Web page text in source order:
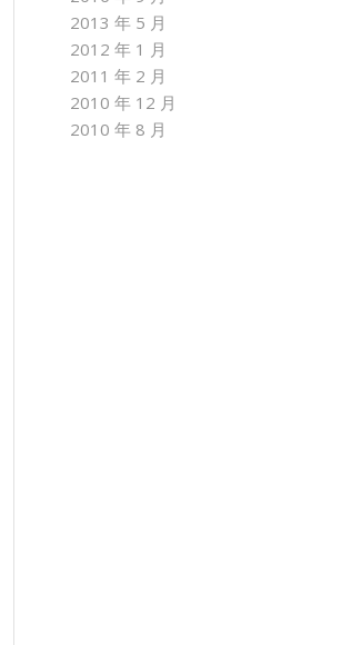
2013 年 5 月
2012 年 1 月
2011 年 2 月
2010 年 12 月
2010 年 8 月